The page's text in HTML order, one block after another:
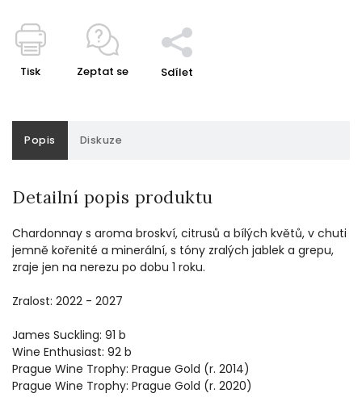
Tisk Zeptat se Sdílet
Popis Diskuze
Detailní popis produktu
Chardonnay s aroma broskví, citrusů a bílých květů, v chuti
jemně kořenité a minerální, s tóny zralých jablek a grepu,
zraje jen na nerezu po dobu 1 roku.
Zralost: 2022 - 2027
James Suckling: 91 b
Wine Enthusiast: 92 b
Prague Wine Trophy: Prague Gold (r. 2014)
Prague Wine Trophy: Prague Gold (r. 2020)